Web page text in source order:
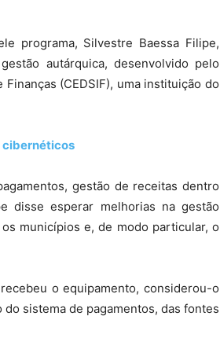
programa, Silvestre Baessa Filipe,
autárquica, desenvolvido pelo
(CEDSIF), uma instituição do
cibernéticos
gestão de receitas dentro
disse esperar melhorias na gestão
municípios e, de modo particular, o
o equipamento, considerou-o
sistema de pagamentos, das fontes